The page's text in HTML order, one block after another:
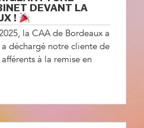
DEVANT LA
!
la CAA de Bordeaux a
déchargé notre cliente de
à la remise en